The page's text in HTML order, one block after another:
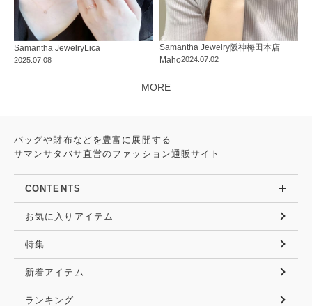
2025.07.08
Samantha JewelryLica
2024.07.02
Samantha Jewelry阪神梅田本店
Maho
MORE
バッグや財布などを豊富に展開する
サマンサタバサ直営のファッション通販サイト
CONTENTS
お気に入りアイテム
特集
新着アイテム
ランキング